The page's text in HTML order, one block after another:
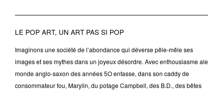
LE POP ART, UN ART PAS SI POP
Imaginons une société de l’abondance qui déverse pêle-mêle ses
images et ses mythes dans un joyeux désordre. Avec enthousiasme ale
monde anglo-saxon des années 5O entasse, dans son caddy de
consommateur fou, Marylin, du potage Campbell, des B.D., des bêtes